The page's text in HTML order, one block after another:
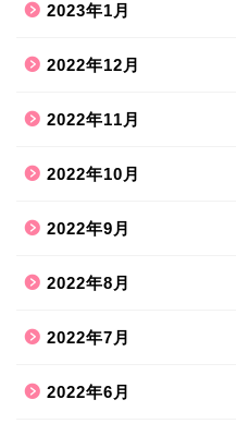
2023年1月
2022年12月
2022年11月
2022年10月
2022年9月
2022年8月
2022年7月
2022年6月